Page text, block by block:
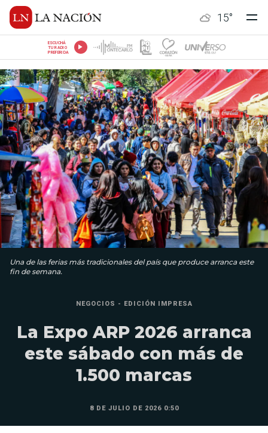
15°
ESCUCHÁ
TU RADIO
PREFERIDA
Una de las ferias más tradicionales del país que produce arranca este
fin de semana.
NEGOCIOS - EDICIÓN IMPRESA
La Expo ARP 2026 arranca
este sábado con más de
1.500 marcas
8 DE JULIO DE 2026 0:50